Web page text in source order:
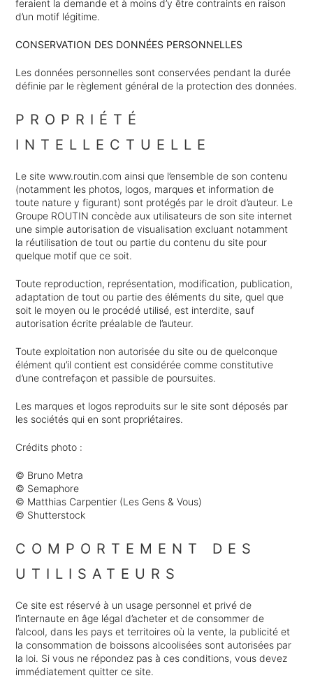
feraient la demande et à moins d’y être contraints en raison
d’un motif légitime.
CONSERVATION DES DONNÉES PERSONNELLES
Les données personnelles sont conservées pendant la durée
définie par le règlement général de la protection des données.
PROPRIÉTÉ
INTELLECTUELLE
Le site www.routin.com ainsi que l’ensemble de son contenu
(notamment les photos, logos, marques et information de
toute nature y figurant) sont protégés par le droit d’auteur. Le
Groupe ROUTIN concède aux utilisateurs de son site internet
une simple autorisation de visualisation excluant notamment
la réutilisation de tout ou partie du contenu du site pour
quelque motif que ce soit.
Toute reproduction, représentation, modification, publication,
adaptation de tout ou partie des éléments du site, quel que
soit le moyen ou le procédé utilisé, est interdite, sauf
autorisation écrite préalable de l’auteur.
Toute exploitation non autorisée du site ou de quelconque
élément qu’il contient est considérée comme constitutive
d’une contrefaçon et passible de poursuites.
Les marques et logos reproduits sur le site sont déposés par
les sociétés qui en sont propriétaires.
Crédits photo :
© Bruno Metra
© Semaphore
© Matthias Carpentier (Les Gens & Vous)
© Shutterstock
COMPORTEMENT DES
UTILISATEURS
Ce site est réservé à un usage personnel et privé de
l’internaute en âge légal d’acheter et de consommer de
l’alcool, dans les pays et territoires où la vente, la publicité et
la consommation de boissons alcoolisées sont autorisées par
la loi. Si vous ne répondez pas à ces conditions, vous devez
immédiatement quitter ce site.